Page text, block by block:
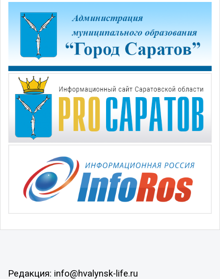
Редакция: info@hvalynsk-life.ru